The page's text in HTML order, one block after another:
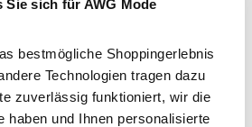
sich für AWG Mode
bestmögliche Shoppingerlebnis
Technologien tragen dazu
zuverlässig funktioniert, wir die
haben und Ihnen personalisierte
Warenkorb
in 1–3 Werktagen